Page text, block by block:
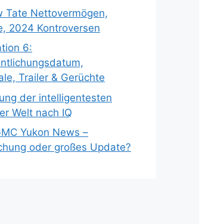
Tate Nettovermögen,
2024 Kontroversen
6:
Trailer & Gerüchte
der intelligentesten
Welt nach IQ
Yukon News –
oder großes Update?